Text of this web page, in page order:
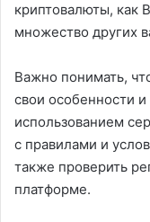
криптовалюты, как
множество других
Важно понимать,
свои особенности
использованием
с правилами и
также проверить
платформе.